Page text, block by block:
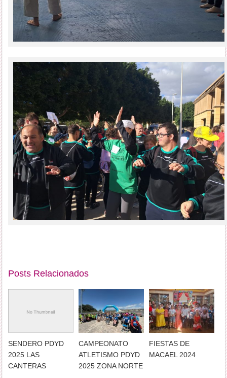
Posts Relacionados
SENDERO PDYD
2025 LAS
CANTERAS
CAMPEONATO
ATLETISMO PDYD
2025 ZONA NORTE
FIESTAS DE
MACAEL 2024